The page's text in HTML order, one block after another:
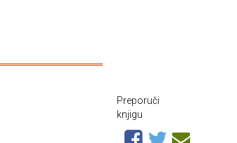
Preporuči
knjigu